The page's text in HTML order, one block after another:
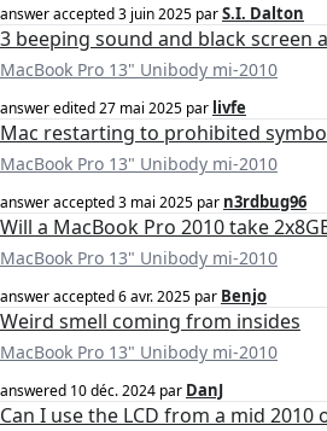
answer accepted3 juin 2025 parS.I. Dalton
3 beeping sound and black screen
MacBook Pro 13" Unibody mi-2010
answer edited27 mai 2025 par livfe
Mac restarting to prohibited
MacBook Pro 13" Unibody mi-2010
answer accepted3 mai 2025 par n3rdbug96
Will a MacBook Pro 2010 take
MacBook Pro 13" Unibody mi-2010
answer accepted6 avr. 2025 par Benjo
Weird smell coming from insides
MacBook Pro 13" Unibody mi-2010
answered 10 déc. 2024 par DanJ
Can I use the LCD from a mid 2010